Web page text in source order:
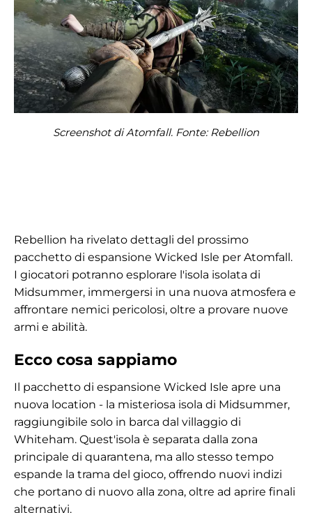
Screenshot di Atomfall. Fonte: Rebellion
Rebellion ha rivelato dettagli del prossimo
pacchetto di espansione Wicked Isle per Atomfall.
I giocatori potranno esplorare l'isola isolata di
Midsummer, immergersi in una nuova atmosfera e
affrontare nemici pericolosi, oltre a provare nuove
armi e abilità.
Ecco cosa sappiamo
Il pacchetto di espansione Wicked Isle apre una
nuova location - la misteriosa isola di Midsummer,
raggiungibile solo in barca dal villaggio di
Whiteham. Quest'isola è separata dalla zona
principale di quarantena, ma allo stesso tempo
espande la trama del gioco, offrendo nuovi indizi
che portano di nuovo alla zona, oltre ad aprire finali
alternativi.